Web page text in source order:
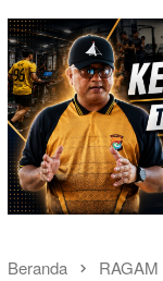
Beranda